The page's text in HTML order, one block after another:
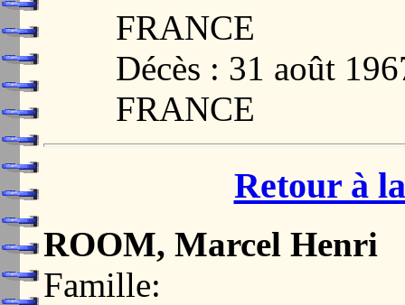
FRANCE
Décès : 31 août
FRANCE
Retour à
ROOM, Marcel Henri
Famille: